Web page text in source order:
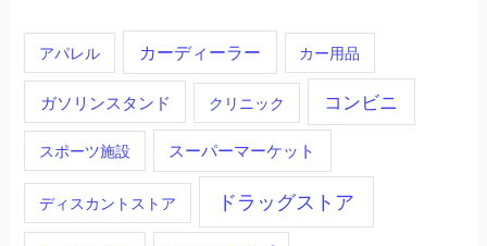
送
り
アパレル カーディーラー カー用品
ガソリンスタンド クリニック コンビニ
スポーツ施設 スーパーマーケット
ディスカントストア ドラッグストア